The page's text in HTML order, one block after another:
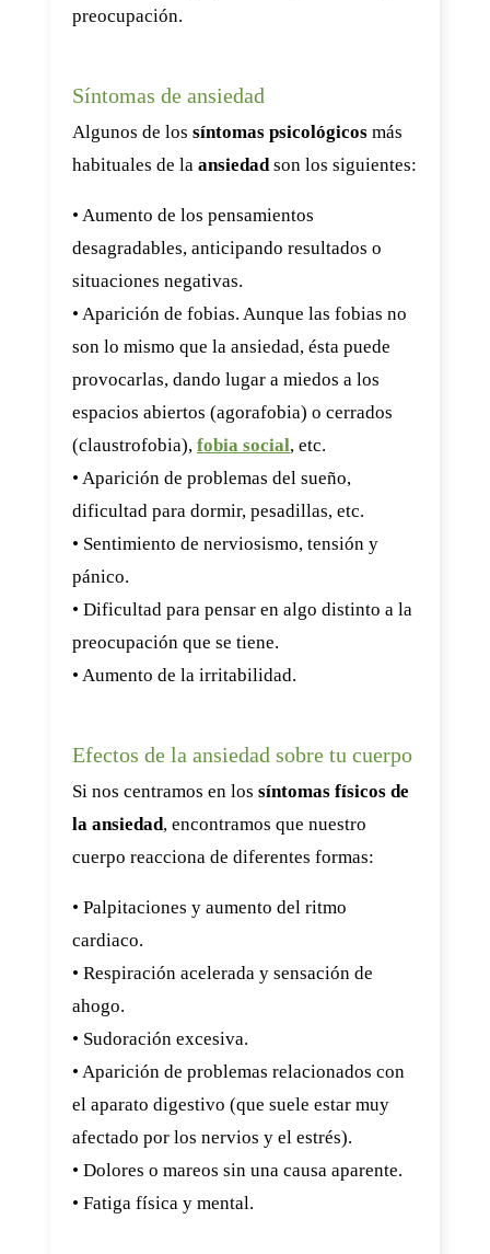
preocupación.
Síntomas de ansiedad
Algunos de los síntomas psicológicos más
habituales de la ansiedad son los siguientes:
• Aumento de los pensamientos
desagradables, anticipando resultados o
situaciones negativas.
• Aparición de fobias. Aunque las fobias no
son lo mismo que la ansiedad, ésta puede
provocarlas, dando lugar a miedos a los
espacios abiertos (agorafobia) o cerrados
(claustrofobia), fobia social, etc.
• Aparición de problemas del sueño,
dificultad para dormir, pesadillas, etc.
• Sentimiento de nerviosismo, tensión y
pánico.
• Dificultad para pensar en algo distinto a la
preocupación que se tiene.
• Aumento de la irritabilidad.
Efectos de la ansiedad sobre tu cuerpo
Si nos centramos en los síntomas físicos de
la ansiedad, encontramos que nuestro
cuerpo reacciona de diferentes formas:
• Palpitaciones y aumento del ritmo
cardiaco.
• Respiración acelerada y sensación de
ahogo.
• Sudoración excesiva.
• Aparición de problemas relacionados con
el aparato digestivo (que suele estar muy
afectado por los nervios y el estrés).
• Dolores o mareos sin una causa aparente.
• Fatiga física y mental.